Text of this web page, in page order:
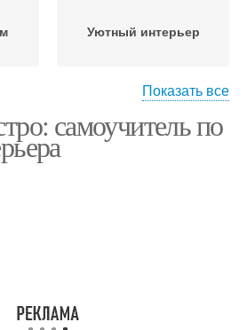
Уютный интерьер
интерьере
Элементы в интерьере
Показать все
самоучитель по